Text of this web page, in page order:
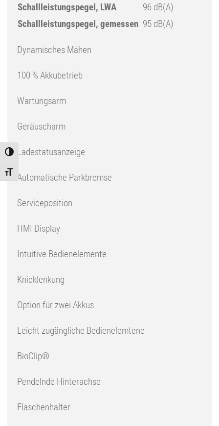
Toggle High Contrast
Toggle Font size
Schallleistungspegel, LWA
96 dB(A)
Schallleistungspegel, gemessen 95 dB(A)
Dynamisches Mähen
100 % Akkubetrieb
Wartungsarm
Geräuscharm
Ladestatusanzeige
Automatische Parkbremse
Serviceposition
HMI Display
Intuitive Bedienelemente
Knicklenkung
Option für zwei Akkus
Leicht zugängliche Bedienelemtene
BioClip®
Pendelnde Hinterachse
Flaschenhalter